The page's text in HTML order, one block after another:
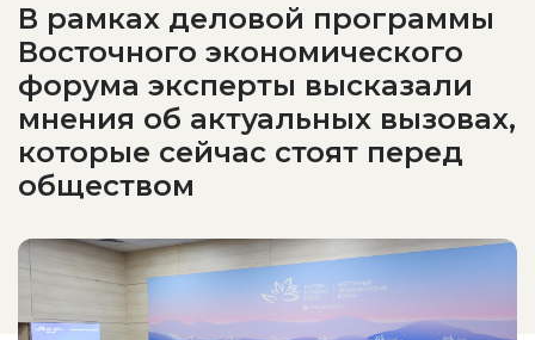
В рамках деловой программы
Восточного экономического
форума эксперты высказали
мнения об актуальных вызовах,
которые сейчас стоят перед
обществом